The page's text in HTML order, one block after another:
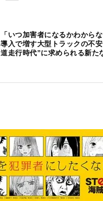
「いつ加害者になるかわから
導入で増す大型トラックの不
道走行時代”に求められる新た